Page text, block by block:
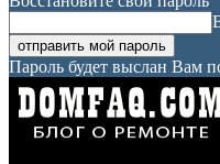
Пароль будет выслан Вам